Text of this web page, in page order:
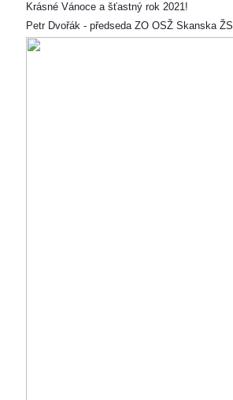
Krásné Vánoce a šťastný rok 2021!
Petr Dvořák - předseda ZO OSŽ Skanska ŽS